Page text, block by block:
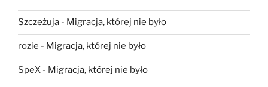
Szczeżuja - Migracja, której nie było
rozie - Migracja, której nie było
SpeX - Migracja, której nie było